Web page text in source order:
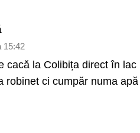
15:42
cacă la Colibița direct în
robinet ci cumpăr numa